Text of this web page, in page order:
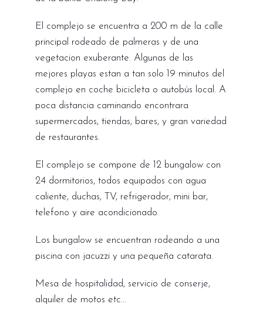
El complejo se encuentra a 200 m de la calle
principal rodeado de palmeras y de una
vegetacion exuberante. Algunas de las
mejores playas estan a tan solo 19 minutos del
complejo en coche bicicleta o autobús local. A
poca distancia caminando encontrara
supermercados, tiendas, bares, y gran variedad
de restaurantes.
El complejo se compone de 12 bungalow con
24 dormitorios, todos equipados con agua
caliente, duchas, TV, refrigerador, mini bar,
telefono y aire acondicionado.
Los bungalow se encuentran rodeando a una
piscina con jacuzzi y una pequeña catarata.
Mesa de hospitalidad, servicio de conserje,
alquiler de motos etc...